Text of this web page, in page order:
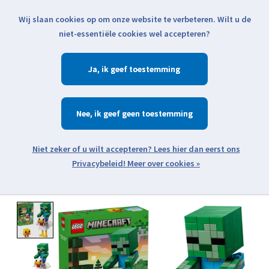
Klik voor actuele verzendinformatie...
Verlanglijst
Zoeken
Open webshop menu
Product image slideshow Items
Wij slaan cookies op om onze website te verbeteren. Wilt u de
niet-essentiële cookies wel accepteren?
Ja
Nee
Meer over cookies »